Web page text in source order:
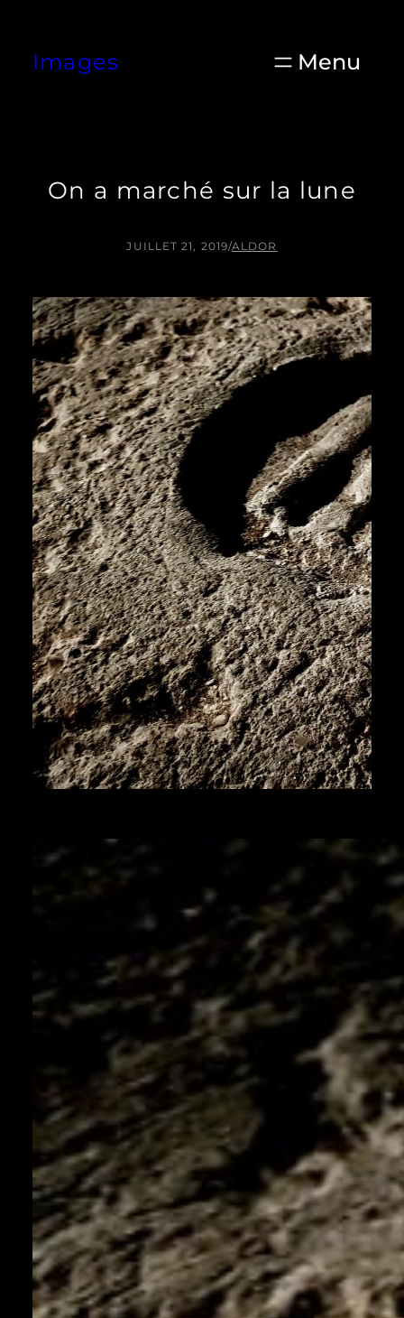
contenu
Images
On a marché sur la lune
JUILLET 21, 2019/ALDOR